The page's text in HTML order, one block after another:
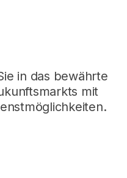
in das bewährte
mit